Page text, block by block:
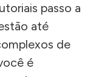
passo a
até
de
é